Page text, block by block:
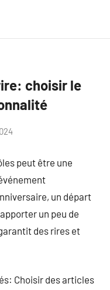
choisir le
peut être une
un départ
un peu de
des rires et
Choisir des articles